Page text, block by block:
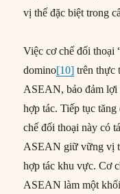
vị thế đặc biệt trong
Việc cơ chế đối
domino[10] trên thực
ASEAN, bảo đảm
hợp tác. Tiếp tục
chế đối thoại này có
ASEAN giữ vững vị
hợp tác khu vực. Cơ
ASEAN làm một